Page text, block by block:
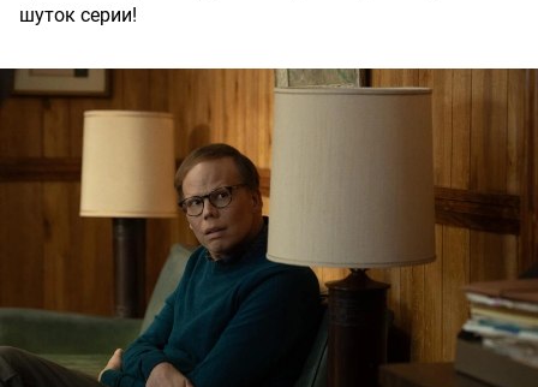
шуток серии!